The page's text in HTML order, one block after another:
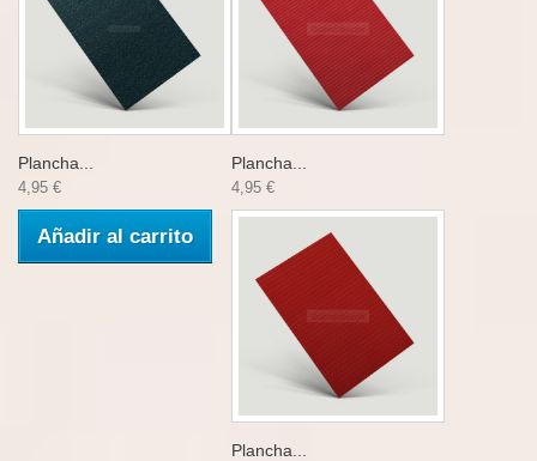
Plancha...
4,95 €
Añadir al carrito
Plancha...
4,95 €
Plancha...